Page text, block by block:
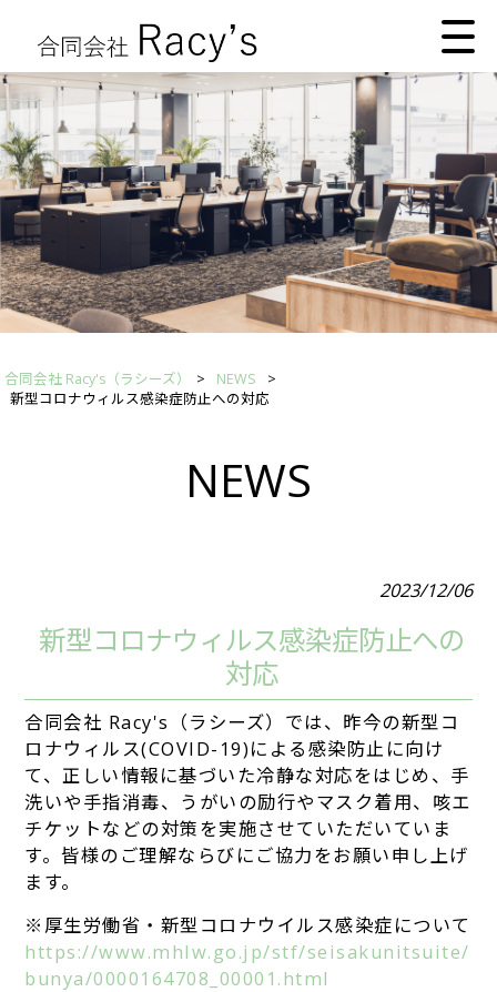
合同会社 Racy's（ラシーズ） > NEWS
>
新型コロナウィルス感染症防止への対応
NEWS
2023/12/06
新型コロナウィルス感染症防止への
対応
合同会社 Racy's（ラシーズ）では、昨今の新型コ
ロナウィルス(COVID-19)による感染防止に向け
て、正しい情報に基づいた冷静な対応をはじめ、手
洗いや手指消毒、うがいの励行やマスク着用、咳エ
チケットなどの対策を実施させていただいていま
す。皆様のご理解ならびにご協力をお願い申し上げ
ます。
※厚生労働省・新型コロナウイルス感染症について
https://www.mhlw.go.jp/stf/seisakunitsuite/
bunya/0000164708_00001.html